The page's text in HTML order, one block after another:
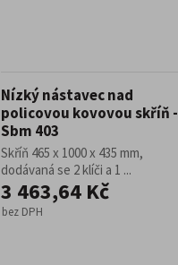
Nízký nástavec nad
policovou kovovou skříň -
Sbm 403
Skříň 465 x 1000 x 435 mm,
dodávaná se 2 klíči a 1 ...
3 463,64 Kč
bez DPH